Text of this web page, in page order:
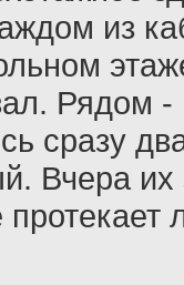
из
Рядом -
сразу
Вчера их